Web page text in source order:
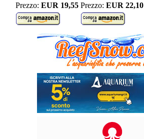
Prezzo: EUR 19,55 Prezzo: EUR 22,10